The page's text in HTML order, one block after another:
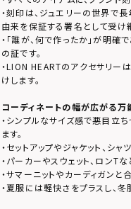
・刻印は、ジュエリーの世界で
由来を保証する署名として受け
・「誰が、何で作ったか」が明確
の証です。
・LION HEARTのアクセサリー
けします。
コーディネートの幅が広がる万
・シンプルなサイズ感で悪目立
ます。
・セットアップやジャケット、シ
・パーカーやスウェット、ロンTな
・サマーニットやカーディガンと
・夏服には軽快さをプラスし、